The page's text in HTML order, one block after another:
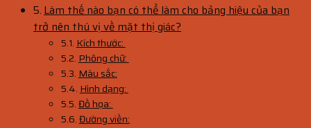
Làm thế nào bạn có thể làm cho bảng hiệu của bạn
trở nên thú vị về mặt thị giác?
Kích thước:
Phông chữ:
Màu sắc:
Hình dạng:
Đồ họa:
Đường viền: